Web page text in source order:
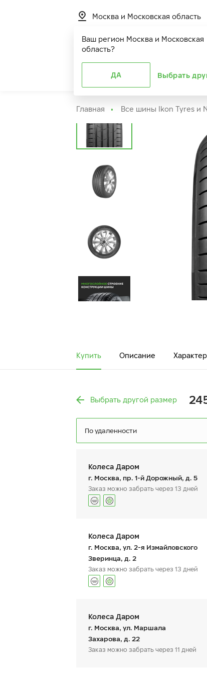
Ваш регион Москва и Московская
область?
ДА Выбрать
Москва и Московская область
Главная Все шины Ikon Tyres и
Купить Описание
Выбрать другой размер
По удаленности
Колеса Даром
г. Москва, пр. 1-й Дорожный, д. 5
Заказ можно забрать через 13 дней
вт: 9:00-19:00
ср: 9:00-19:00
чт:
пт: 9:00-19:00
сб: 9:00-19:00
вс:
9:00-19:00
Колеса Даром
г. Москва, ул. 2-я Измайловского
Зверинца, д. 2
Заказ можно забрать через 13 дней
вт: 9:00-21:00
ср: 9:00-21:00
чт:
9:00-21:00
пт: 9:00-21:00
сб: 9:00-20:00
Колеса Даром
г. Москва, ул. Маршала
Захарова, д. 22
Заказ можно забрать через 11 дней